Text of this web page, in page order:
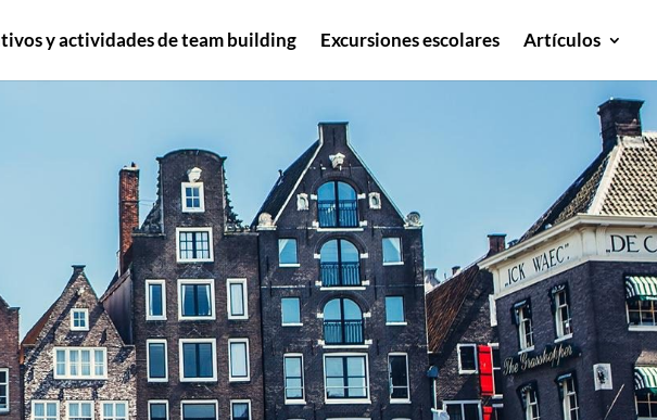
y actividades de team building Excursiones escolares Artículos